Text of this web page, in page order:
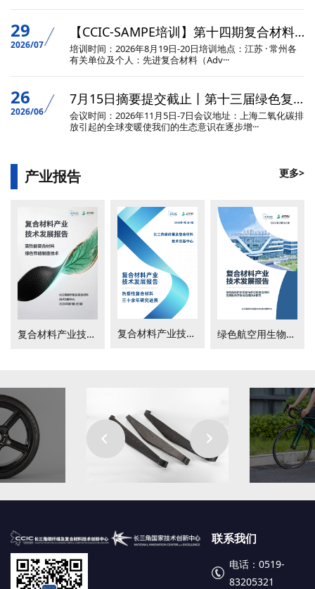
29
2026/07
【CCIC-SAMPE培训】第十四期复合材料系统知识培训
培训时间：2026年8月19日-20日培训地点：江苏 · 常州各
有关单位及个人：先进复合材料（Adv···
26
2026/06
7月15日摘要提交截止丨第十三届绿色复合材料国际研讨会
会议时间：2026年11月5日-7日会议地址：上海二氧化碳排
放引起的全球变暖使我们的生态意识在逐步增···
更多>
产业报告
复合材料产业技术发展报告-高性能复合材料绿色节能制造技术 复合材料产业技术发展报告-热塑性复合材料三十余年研究进展 绿色航空用生物源与多功能复合材料及其制件开发与应用技术研究
联系我们
电话：0519-
83205321